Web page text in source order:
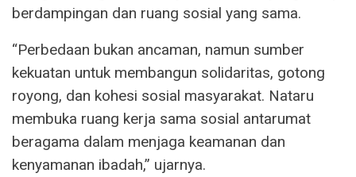
berdampingan dan ruang sosial yang sama.
“Perbedaan bukan ancaman, namun sumber
kekuatan untuk membangun solidaritas, gotong
royong, dan kohesi sosial masyarakat. Nataru
membuka ruang kerja sama sosial antarumat
beragama dalam menjaga keamanan dan
kenyamanan ibadah,” ujarnya.